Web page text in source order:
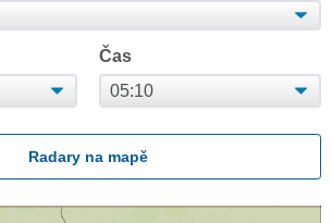
Čas
Radary na mapě